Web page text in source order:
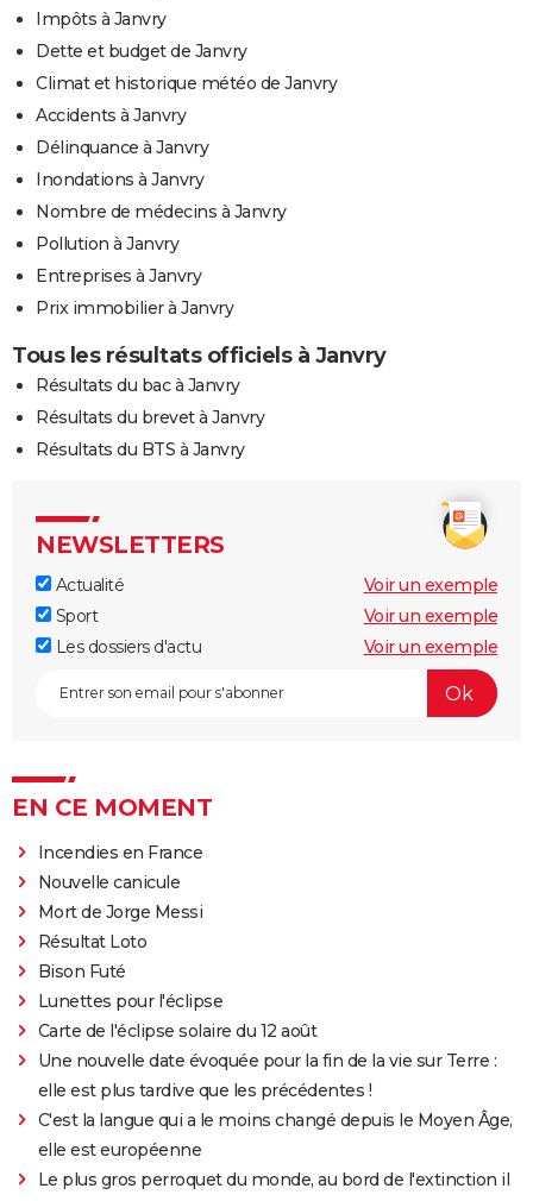
Impôts à Janvry
Dette et budget de Janvry
Climat et historique météo de Janvry
Accidents à Janvry
Délinquance à Janvry
Inondations à Janvry
Nombre de médecins à Janvry
Pollution à Janvry
Entreprises à Janvry
Prix immobilier à Janvry
Tous les résultats officiels à Janvry
Résultats du bac à Janvry
Résultats du brevet à Janvry
Résultats du BTS à Janvry
NEWSLETTERS
Actualité
Voir un exemple
Sport
Voir un exemple
Les dossiers d'actu
Voir un exemple
EN CE MOMENT
Incendies en France
Nouvelle canicule
Mort de Jorge Messi
Résultat Loto
Bison Futé
Lunettes pour l'éclipse
Carte de l'éclipse solaire du 12 août
Une nouvelle date évoquée pour la fin de la vie sur Terre :
elle est plus tardive que les précédentes !
C'est la langue qui a le moins changé depuis le Moyen Âge,
elle est européenne
Le plus gros perroquet du monde, au bord de l'extinction il